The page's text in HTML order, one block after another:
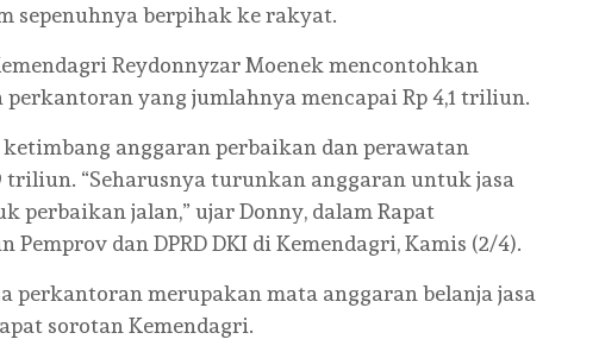
sepenuhnya berpihak ke rakyat.
Reydonnyzar Moenek mencontohkan
yang jumlahnya mencapai Rp 4,1 triliun.
anggaran perbaikan dan perawatan
“Seharusnya turunkan anggaran untuk jasa
perbaikan jalan,” ujar Donny, dalam Rapat
Pemprov dan DPRD DKI di Kemendagri, Kamis (2/4).
perkantoran merupakan mata anggaran belanja jasa
sorotan Kemendagri.